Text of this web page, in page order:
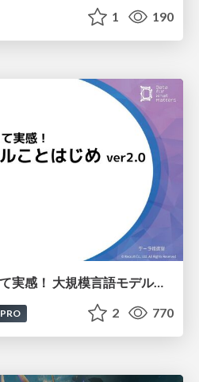
1 190
つくって納得、つかって実感！ 大規模言語モデルことはじめ ver2.0
PRO 2 770